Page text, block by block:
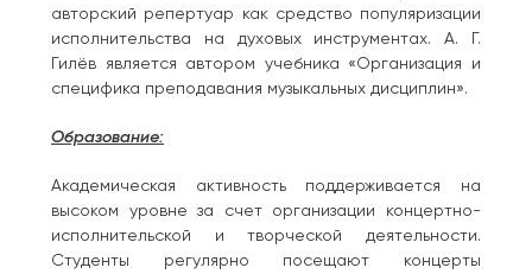
авторский репертуар как средство популяризации
исполнительства на духовых инструментах. А. Г.
Гилёв является автором учебника «Организация и
специфика преподавания музыкальных дисциплин».
Образование:
Академическая активность поддерживается на
высоком уровне за счет организации концертно-
исполнительской и творческой деятельности.
Студенты регулярно посещают концерты